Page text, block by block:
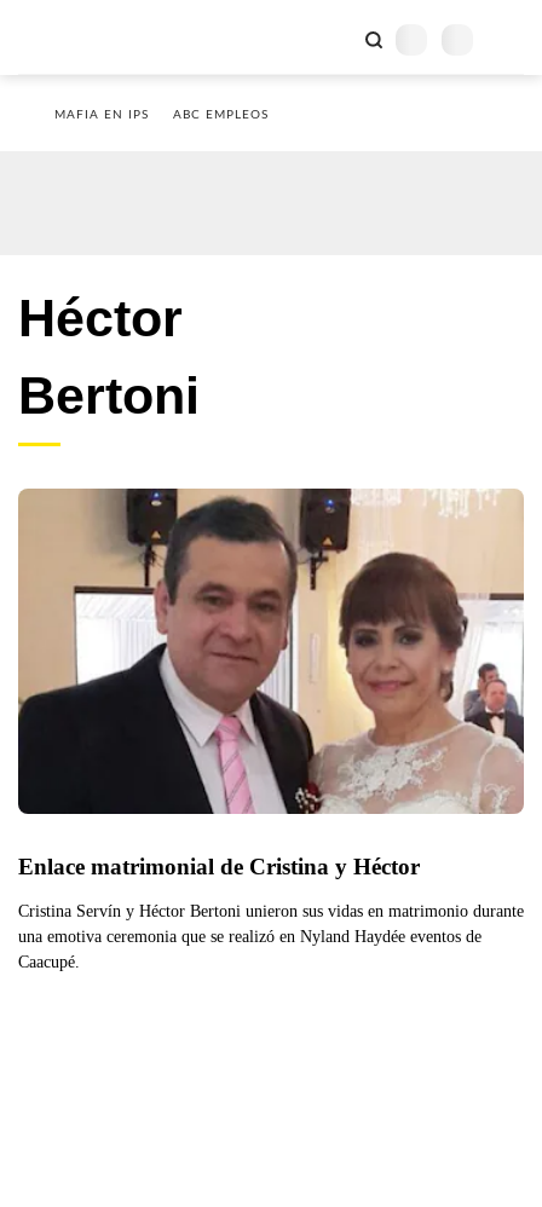
MAFIA EN IPS ABC EMPLEOS
Héctor
Bertoni
Enlace matrimonial de Cristina y Héctor
Cristina Servín y Héctor Bertoni unieron sus vidas en matrimonio durante
una emotiva ceremonia que se realizó en Nyland Haydée eventos de
Caacupé.